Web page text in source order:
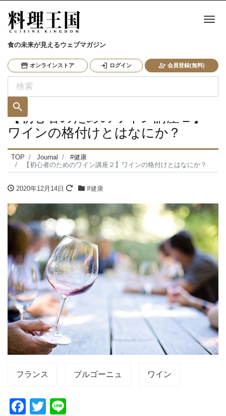
食の未来が見えるウェブマガジン
オンラインストア ログイン 会員登録(無料)
ナ
【初心者のためのワイン講座２】
ワインの格付けとはなにか？
TOP Journal
#健康
【初心者のためのワイン講座２】ワインの格付けとはなにか？
2020年12月14日 #健康
フランス ブルゴーニュ ワイン
F
T